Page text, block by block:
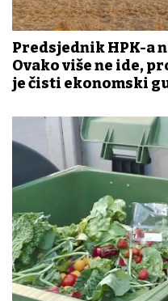
Predsjednik HPK-a
Ovako više ne ide,
je čisti ekonomski